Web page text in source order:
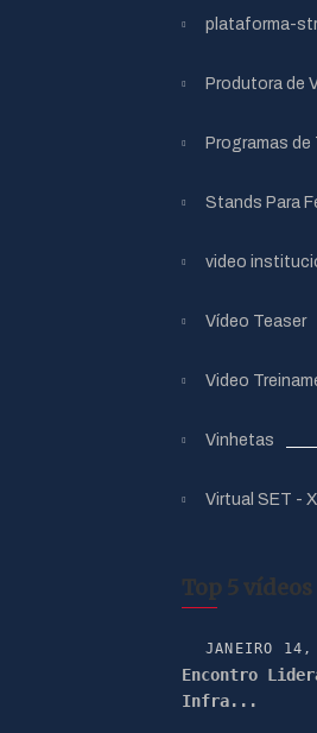
plataforma-
Produtora de
Programas de
Stands Para
video
Vídeo Teaser
Video
Vinhetas
Virtual SET -
Top 5 vídeos
JANEIRO
Encontro
Infra...